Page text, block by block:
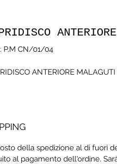
P.M CN/01/04
ANTERIORE
della spedizione al di fuori
al pagamento dell'ordine.